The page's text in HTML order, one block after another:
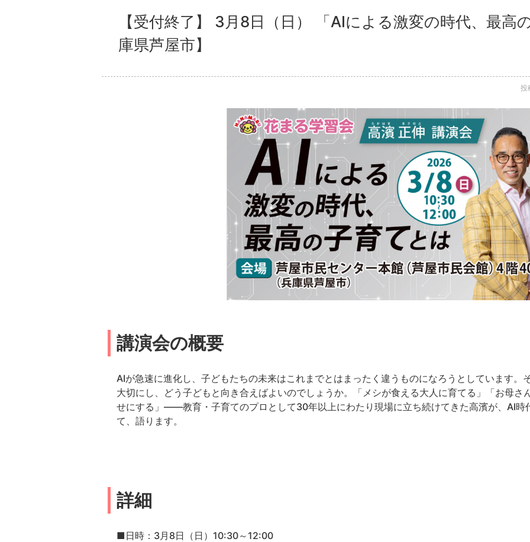
【受付終了】 3月8日（日） 「AIによる激変の時代、最高
庫県芦屋市】
投
講演会の概要
AIが急速に進化し、子どもたちの未来はこれまでとはまったく違うものになろうとしています。
大切にし、どう子どもと向き合えばよいのでしょうか。「メシが食える大人に育てる」「お母さ
せにする」——教育・子育てのプロとして30年以上にわたり現場に立ち続けてきた高濱が、AI時
て、語ります。
詳細
■日時：3月8日（日）10:30～12:00